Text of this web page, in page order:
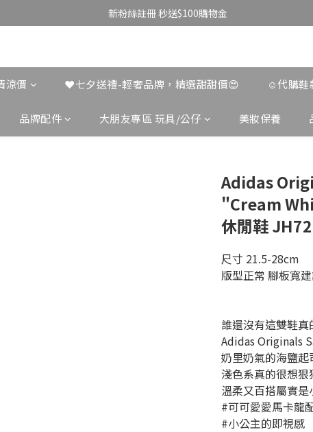
新粉絲註冊 秒送$100購物金
涼價 ❤️七夕送禮-輕奢品牌，精選甜甜價😍 ☺︎代購鞋
品牌配件 大朋友專區 玩具/公仔 美妝保養
Adidas
"Cream
休閒鞋
尺寸 21.5-28cm
版型正常 腳板寬
誰還沒有這雙鞋真
Adidas Originals
奶里奶氣的海鹽起
淺色系真的很想狠
溫柔又百搭屬實
#可可愛愛馬卡龍
#小公主的即視感